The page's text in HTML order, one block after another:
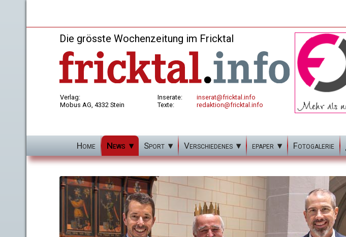
Die grösste Wochenzeitung im Fricktal
Verlag:
Mobus AG, 4332 Stein
Inserate:
Texte:
inserat@fricktal.info
redaktion@fricktal.info
Home News Sport Verschiedenes epaper Fotogalerie